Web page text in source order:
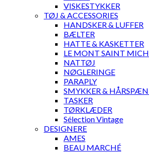
VISKESTYKKER
TØJ & ACCESSORIES
HANDSKER & LUFFER
BÆLTER
HATTE & KASKETTER
LE MONT SAINT
NATTØJ
NØGLERINGE
PARAPLY
SMYKKER &
TASKER
TØRKLÆDER
Sélection Vintage
DESIGNERE
AMES
BEAU MARCHÉ